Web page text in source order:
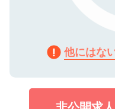
他にはな